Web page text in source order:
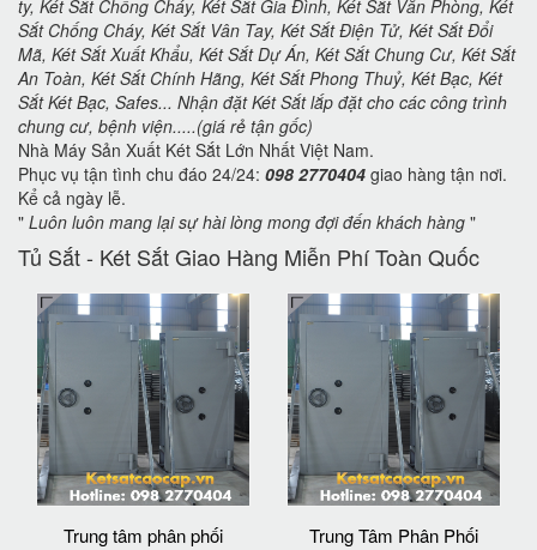
ty, Két Sắt Chống Cháy, Két Sắt Gia Đình, Két Sắt Văn Phòng, Két
Sắt Chống Cháy, Két Sắt Vân Tay, Két Sắt Điện Tử, Két Sắt Đổi
Mã, Két Sắt Xuất Khẩu, Két Sắt Dự Án, Két Sắt Chung Cư, Két Sắt
An Toàn, Két Sắt Chính Hãng, Két Sắt Phong Thuỷ, Két Bạc, Két
Sắt Két Bạc, Safes... Nhận đặt Két Sắt lắp đặt cho các công trình
chung cư, bệnh viện.....(giá rẻ tận gốc)
Nhà Máy Sản Xuất Két Sắt Lớn Nhất Việt Nam.
Phục vụ tận tình chu đáo 24/24: 098 2770404 giao hàng tận nơi.
Kể cả ngày lễ.
" Luôn luôn mang lại sự hài lòng mong đợi đến khách hàng "
Tủ Sắt - Két Sắt Giao Hàng Miễn Phí Toàn Quốc
Trung tâm phân phối
Trung Tâm Phân Phối